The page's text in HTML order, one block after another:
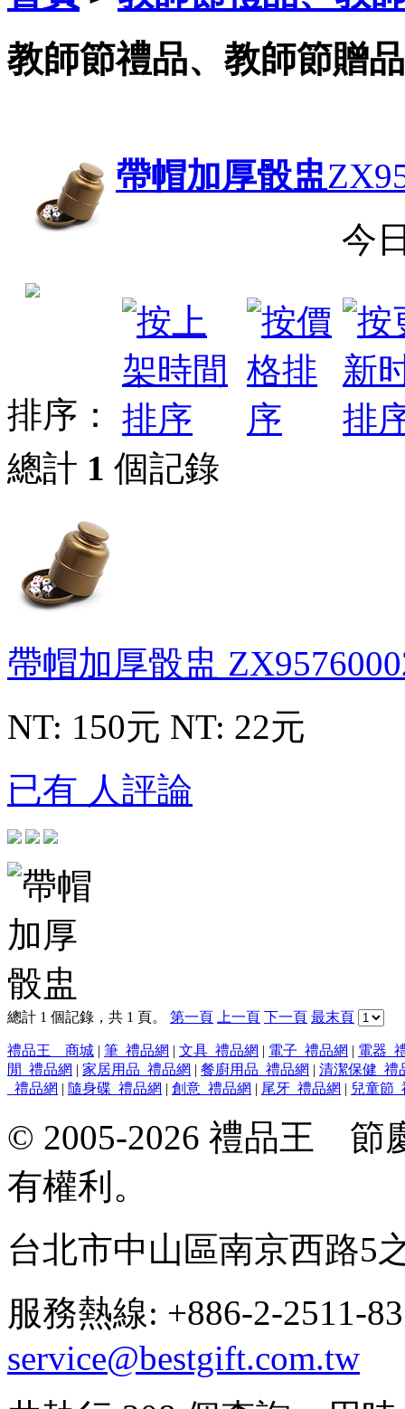
教師節禮品、教師節贈
帶帽加厚骰盅
今
排序：
總計 1 個記錄
帶帽加厚骰盅
NT: 150元 NT: 22元
已有 人評論
總計 1 個記錄，共 1 頁。 第一頁 上一頁 下一頁 最末頁
禮品王 商城 | 筆_禮品網 | 文具_禮品網 | 電子_禮品網 | 電器_
閒_禮品網 | 家居用品_禮品網 | 餐廚用品_禮品網 | 清潔保健_禮
_禮品網 | 隨身碟_禮品網 | 創意_禮品網 | 尾牙_禮品網 | 兒童節
© 2005-2026 禮品王 節
有權利。
台北市中山區南京西路5
服務熱線: +886-2-
service@bestgift.com.tw